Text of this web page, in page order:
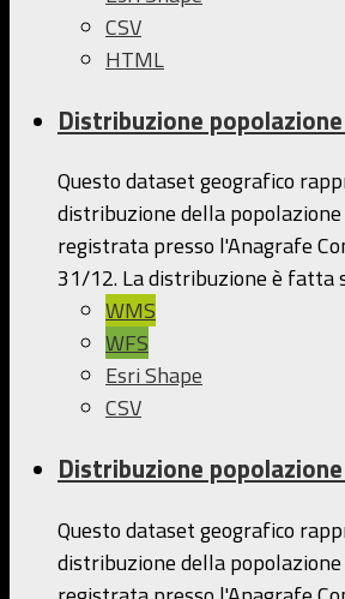
CSV
HTML
Distribuzione
Questo dataset geografico
distribuzione della
registrata presso l'Anagrafe
31/12. La distribuzione è fatta
WMS
WFS
Esri Shape
CSV
Distribuzione
Questo dataset geografico
distribuzione della